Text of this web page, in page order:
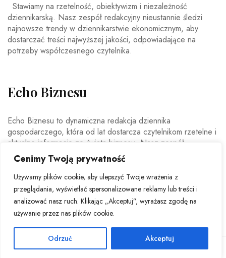
Cenimy Twoją prywatność
Używamy plików cookie, aby ulepszyć Twoje wrażenia z
przeglądania, wyświetlać spersonalizowane reklamy lub treści i
analizować nasz ruch. Klikając „Akceptuj”, wyrażasz zgodę na
używanie przez nas plików cookie.
Odrzuć Akceptuj
Stawiamy na rzetelność, obiektywizm i niezależność
dziennikarską. Nasz zespół redakcyjny nieustannie śledzi
najnowsze trendy w dziennikarstwie ekonomicznym, aby
dostarczać treści najwyższej jakości, odpowiadające na
potrzeby współczesnego czytelnika.
Echo Biznesu
Echo Biznesu to dynamiczna redakcja dziennika
gospodarczego, która od lat dostarcza czytelnikom rzetelne i
aktualne informacje ze świata biznesu. Nasz zespół
doświadczonych dziennikarzy i ekspertów ekonomicznych
codziennie analizuje najważniejsze wydarzenia rynkowe,
trendy gospodarcze oraz decyzje mające wpływ na polską i
światową ekonomię.
© Copyright 2026 - Echo Biznesu . All Rights Reserved